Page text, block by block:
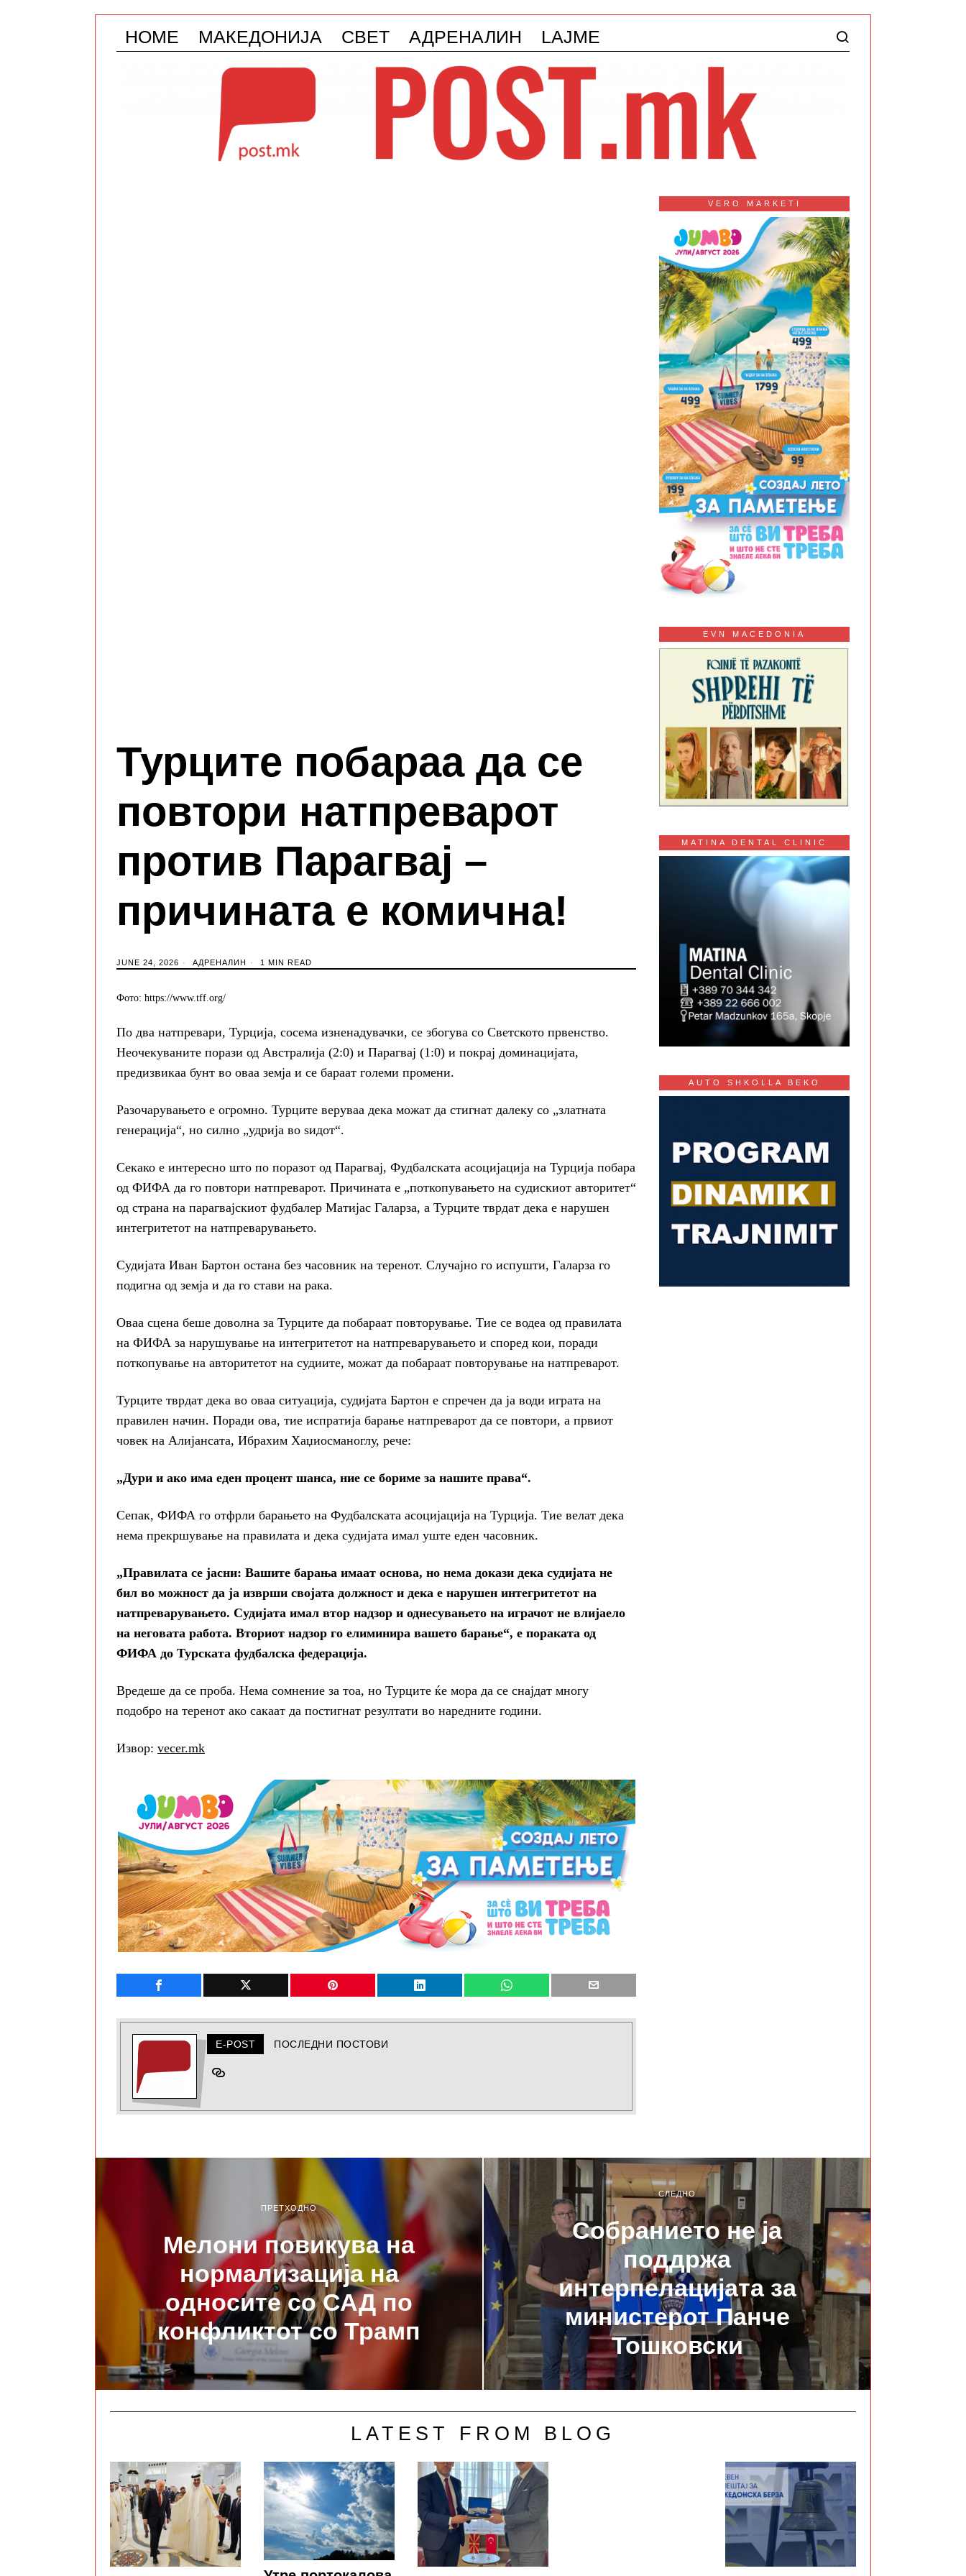
HOME МАКЕДОНИЈА СВЕТ АДРЕНАЛИН LAJME
Турците побараа да се
повтори натпреварот
против Парагвај –
причината е комична!
JUNE 24, 2026 АДРЕНАЛИН 1 MIN READ
Фото: https://www.tff.org/
По два натпревари, Турција, сосема изненадувачки, се збогува со Светското првенство.
Неочекуваните порази од Австралија (2:0) и Парагвај (1:0) и покрај доминацијата,
предизвикаа бунт во оваа земја и се бараат големи промени.
Разочарувањето е огромно. Турците веруваа дека можат да стигнат далеку со „златната
генерација“, но силно „удрија во ѕидот“.
Секако е интересно што по поразот од Парагвај, Фудбалската асоцијација на Турција побара
од ФИФА да го повтори натпреварот. Причината е „поткопувањето на судискиот авторитет“
од страна на парагвајскиот фудбалер Матијас Галарза, а Турците тврдат дека е нарушен
интегритетот на натпреварувањето.
Судијата Иван Бартон остана без часовник на теренот. Случајно го испушти, Галарза го
подигна од земја и да го стави на рака.
Оваа сцена беше доволна за Турците да побараат повторување. Тие се водеа од правилата
на ФИФА за нарушување на интегритетот на натпреварувањето и според кои, поради
поткопување на авторитетот на судиите, можат да побараат повторување на натпреварот.
Турците тврдат дека во оваа ситуација, судијата Бартон е спречен да ја води играта на
правилен начин. Поради ова, тие испратија барање натпреварот да се повтори, а првиот
човек на Алијансата, Ибрахим Хаџиосманоглу, рече:
„Дури и ако има еден процент шанса, ние се бориме за нашите права“.
Сепак, ФИФА го отфрли барањето на Фудбалската асоцијација на Турција. Тие велат дека
нема прекршување на правилата и дека судијата имал уште еден часовник.
„Правилата се јасни: Вашите барања имаат основа, но нема докази дека судијата не
бил во можност да ја изврши својата должност и дека е нарушен интегритетот на
натпреварувањето. Судијата имал втор надзор и однесувањето на играчот не влијаело
на неговата работа. Вториот надзор го елиминира вашето барање“, е пораката од
ФИФА до Турската фудбалска федерација.
Вредеше да се проба. Нема сомнение за тоа, но Турците ќе мора да се снајдат многу
подобро на теренот ако сакаат да постигнат резултати во наредните години.
Извор: vecer.mk
E-POST ПОСЛЕДНИ ПОСТОВИ
VERO MARKETI
EVN MACEDONIA
MATINA DENTAL CLINIC
AUTO SHKOLLA BEKO
ПРЕТХОДНО
Мелони повикува на
нормализација на
односите со САД по
конфликтот со Трамп
СЛЕДНО
Собранието не ја
поддржа
интерпелацијата за
министерот Панче
Тошковски
LATEST FROM BLOG